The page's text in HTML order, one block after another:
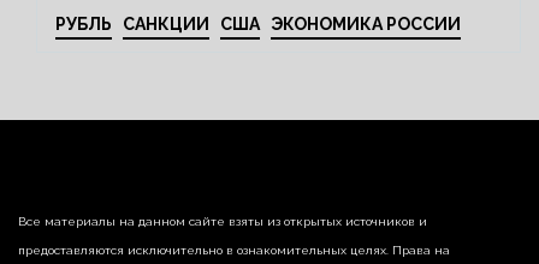
РУБЛЬ САНКЦИИ США ЭКОНОМИКА РОССИИ
Все материалы на данном сайте взяты из открытых источников и
предоставляются исключительно в ознакомительных целях. Права на